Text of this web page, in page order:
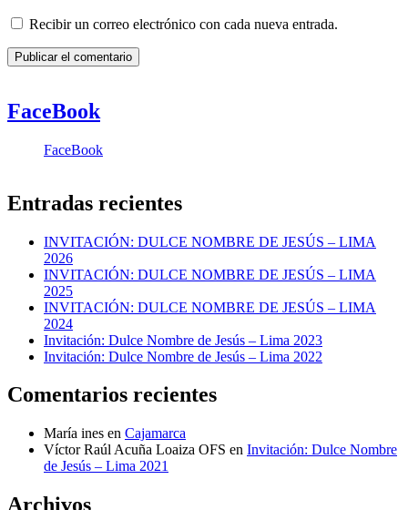
Recibir un correo electrónico con cada nueva entrada.
FaceBook
FaceBook
Entradas recientes
INVITACIÓN: DULCE NOMBRE DE JESÚS – LIMA
2026
INVITACIÓN: DULCE NOMBRE DE JESÚS – LIMA
2025
INVITACIÓN: DULCE NOMBRE DE JESÚS – LIMA
2024
Invitación: Dulce Nombre de Jesús – Lima 2023
Invitación: Dulce Nombre de Jesús – Lima 2022
Comentarios recientes
María ines en Cajamarca
Víctor Raúl Acuña Loaiza OFS en Invitación: Dulce Nombre
de Jesús – Lima 2021
Archivos